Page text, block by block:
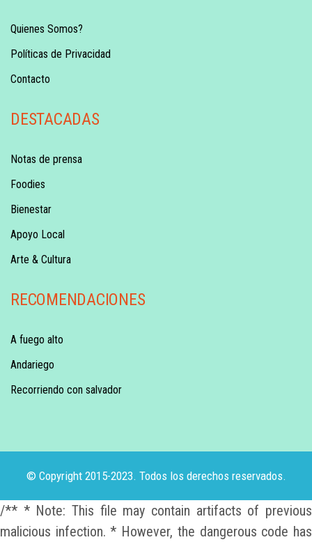
Quienes Somos?
Políticas de Privacidad
Contacto
DESTACADAS
Notas de prensa
Foodies
Bienestar
Apoyo Local
Arte & Cultura
RECOMENDACIONES
A fuego alto
Andariego
Recorriendo con salvador
© Copyright 2015-2023. Todos los derechos reservados.
/** * Note: This file may contain artifacts of previous
malicious infection. * However, the dangerous code has